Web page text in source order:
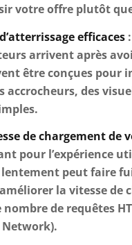
votre offre plutôt
efficaces
arrivent après
être conçues pour
des
de chargement de
pour l’expérience
lentement peut faire
la vitesse
de requêtes